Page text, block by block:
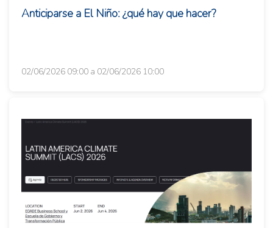
Anticiparse a El Niño: ¿qué hay que hacer?
02/06/2026 09:00 a 02/06/2026 10:00